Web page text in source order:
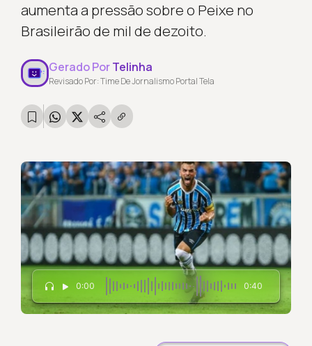
aumenta a pressão sobre o Peixe no
Brasileirão de mil de dezoito.
Gerado PorTelinha
Revisado Por: Time De Jornalismo Portal Tela
0:00 0:40